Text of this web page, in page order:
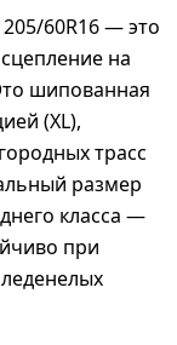
60R16 — это
на
шипованная
(XL),
трасс
размер
класса —
при